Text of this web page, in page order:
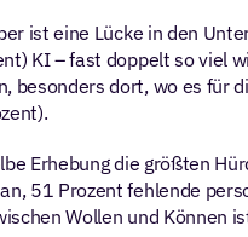
ist eine Lücke in den
KI – fast doppelt so viel
besonders dort, wo es für
Erhebung die größten
51 Prozent fehlende
Wollen und Können